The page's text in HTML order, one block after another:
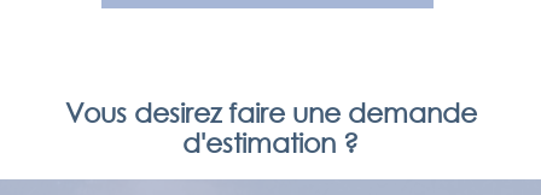
Vous desirez faire une demande
d'estimation ?